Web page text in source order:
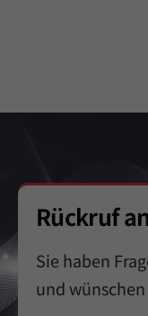
Rückruf
Sie haben
und